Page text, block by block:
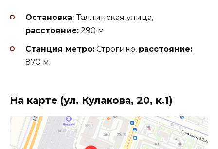
Остановка:Таллинская улица,
расстояние: 290 м.
Станция метро: Строгино, расстояние:
870 м.
На карте (ул. Кулакова, 20, к.1)